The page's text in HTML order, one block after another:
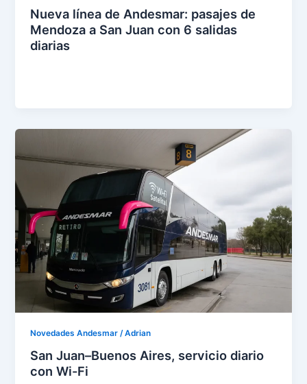
Nueva línea de Andesmar: pasajes de
Mendoza a San Juan con 6 salidas
diarias
Novedades Andesmar /Adrian
San Juan–Buenos Aires, servicio diario
con Wi-Fi